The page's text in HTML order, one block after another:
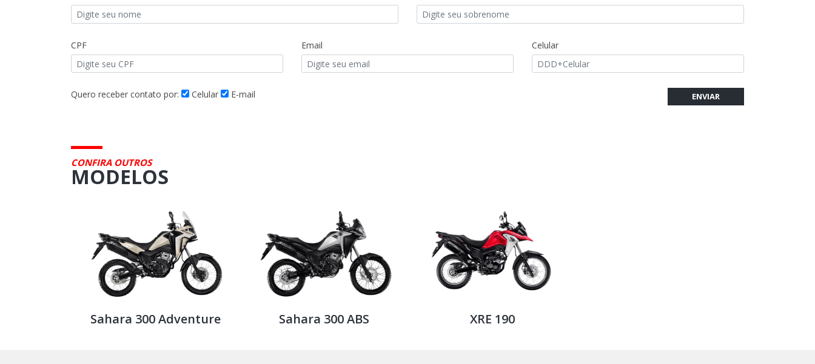
CPF Email Celular
Quero receber contato por: Celular E-mail ENVIAR
CONFIRA OUTROS
MODELOS
Sahara 300 Adventure Sahara 300 ABS XRE 190